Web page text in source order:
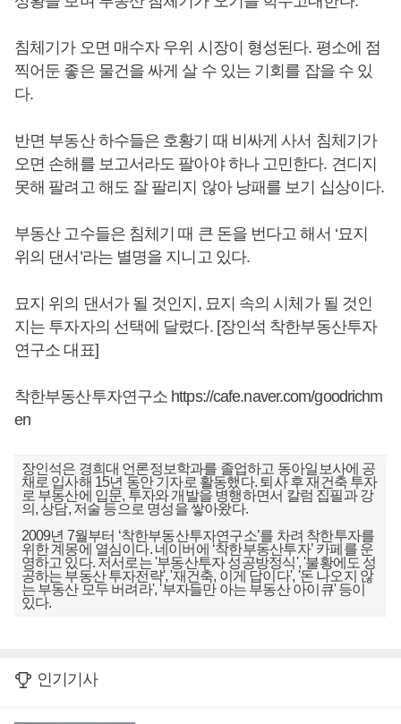
침체기가 오면 매수자 우위 시장이 형성된다. 평소에 점
찍어둔 좋은 물건을 싸게 살 수 있는 기회를 잡을 수 있
다.
반면 부동산 하수들은 호황기 때 비싸게 사서 침체기가
오면 손해를 보고서라도 팔아야 하나 고민한다. 견디지
못해 팔려고 해도 잘 팔리지 않아 낭패를 보기 십상이다.
부동산 고수들은 침체기 때 큰 돈을 번다고 해서 ‘묘지
위의 댄서’라는 별명을 지니고 있다.
묘지 위의 댄서가 될 것인지, 묘지 속의 시체가 될 것인
지는 투자자의 선택에 달렸다. [장인석 착한부동산투자
연구소 대표]
착한부동산투자연구소 https://cafe.naver.com/goodrichm
en
장인석은 경희대 언론정보학과를 졸업하고 동아일보사에 공
채로 입사해 15년 동안 기자로 활동했다. 퇴사 후 재건축 투자
로 부동산에 입문, 투자와 개발을 병행하면서 칼럼 집필과 강
의, 상담, 저술 등으로 명성을 쌓아왔다.
2009년 7월부터 ‘착한부동산투자연구소’를 차려 착한투자를
위한 계몽에 열심이다. 네이버에 ‘착한부동산투자’ 카페를 운
영하고 있다. 저서로는 '부동산투자 성공방정식', '불황에도 성
공하는 부동산 투자전략', '재건축, 이게 답이다', '돈 나오지 않
는 부동산 모두 버려라', '부자들만 아는 부동산 아이큐' 등이
있다.
인기기사